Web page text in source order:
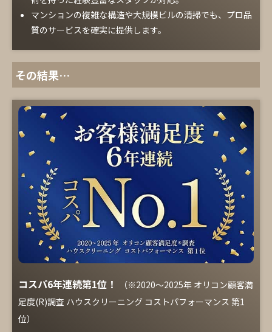
マンションの複雑な構造や大規模ビルの清掃でも、プロ品
質のサービスを確実に提供します。
その結果…
コスパ6年連続第1位！
（※2020～2025年 オリコン顧客満
足度(R)調査 ハウスクリーニング コストパフォーマンス 第1
位）